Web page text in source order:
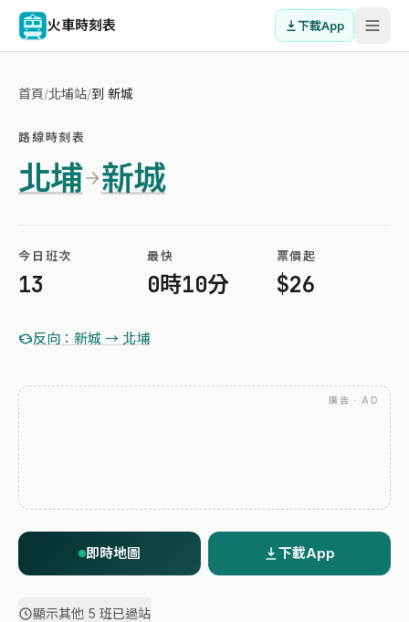
火車時刻表 下載App
首頁/北埔站/到 新城
路線時刻表
北埔 新城
今日班次
13
最快
0時10分
票價起
$26
反向：新城 → 北埔
廣告 · AD
即時地圖 下載App
顯示其他 5 班已過站